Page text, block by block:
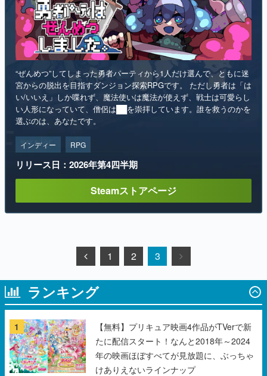
“ぜんめつ”してしまった勇者パーティから1人だけ選んで、ともに迷
宮からの脱出を目指すダンジョン探索RPGです。 ただし勇者は「は
い/いいえ」しか喋れず、魔法使いは魔法が使えず、戦士は可愛らし
い人形になっていて、僧侶は██を崇拝しています。誰を救うのかを
選ぶのは、あなたです。
インディー RPG
リリース日：2026年第4四半期
Steamストアページ
1 2 3
ランキング
1
【無料】プリキュア映画4作品がTVerで新
たに配信スタート！なんと2018年～2024
年の映画ほぼすべてが見放題に、ぶっちゃ
けありえないラインナップ